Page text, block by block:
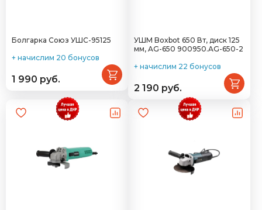
Болгарка Союз УШС-95125
+ начислим 20 бонусов
1 990 руб.
УШМ Boxbot 650 Вт, диск 125
мм, AG-650 900950.AG-650-2
+ начислим 22 бонусов
2 190 руб.